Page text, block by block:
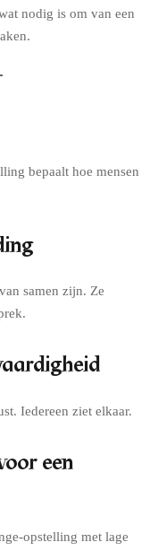
nodig is om van een
bepaalt hoe mensen
samen zijn. Ze
Iedereen ziet elkaar.
een
opstelling met lage